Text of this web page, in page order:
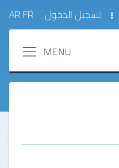
FR
AR تسجيل الدخول